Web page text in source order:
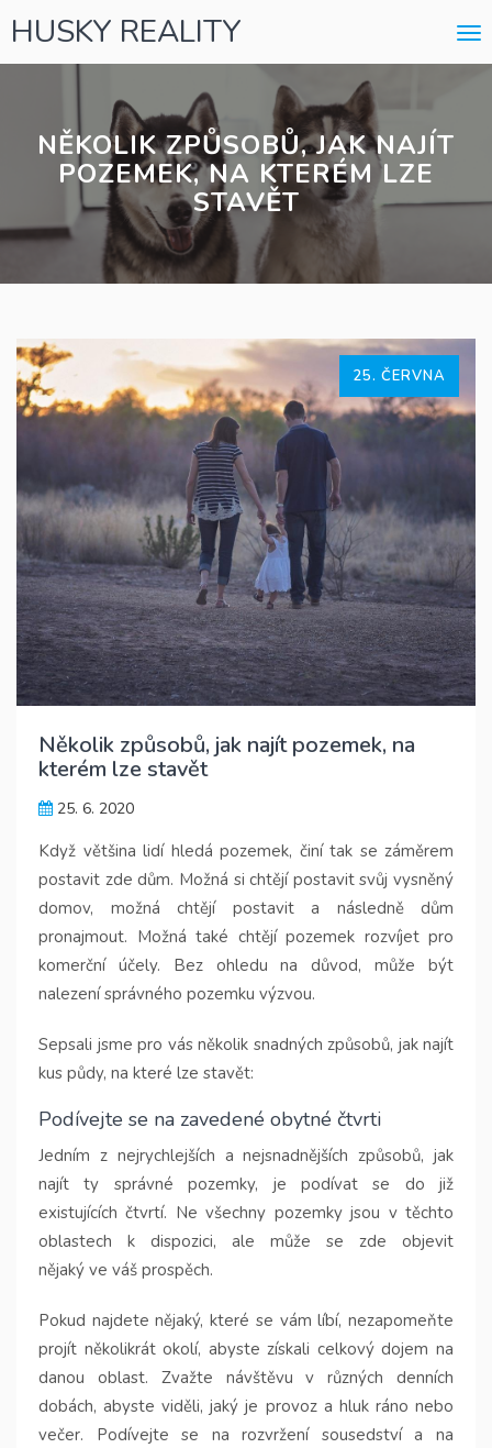
HUSKY REALITY
NĚKOLIK ZPŮSOBŮ, JAK NAJÍT
POZEMEK, NA KTERÉM LZE
STAVĚT
Několik způsobů, jak najít pozemek, na
kterém lze stavět
25. 6. 2020
25. ČERVNA
Když většina lidí hledá pozemek, činí tak se záměrem
postavit zde dům. Možná si chtějí postavit svůj vysněný
domov, možná chtějí postavit a následně dům
pronajmout. Možná také chtějí pozemek rozvíjet pro
komerční účely. Bez ohledu na důvod, může být
nalezení správného pozemku výzvou.
Sepsali jsme pro vás několik snadných způsobů, jak najít
kus půdy, na které lze stavět:
Podívejte se na zavedené obytné čtvrti
Jedním z nejrychlejších a nejsnadnějších způsobů, jak
najít ty správné pozemky, je podívat se do již
existujících čtvrtí. Ne všechny pozemky jsou v těchto
oblastech k dispozici, ale může se zde objevit
nějaký ve váš prospěch.
Pokud najdete nějaký, které se vám líbí, nezapomeňte
projít několikrát okolí, abyste získali celkový dojem na
danou oblast. Zvažte návštěvu v různých denních
dobách, abyste viděli, jaký je provoz a hluk ráno nebo
večer. Podívejte se na rozvržení sousedství a na